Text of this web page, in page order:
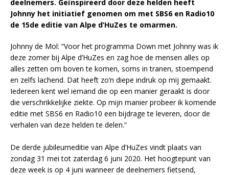
deelnemers. Geïnspireerd door deze helden heeft
Johnny het initiatief genomen om met SBS6 en Radio10
de 15de editie van Alpe d’HuZes te omarmen.
Johnny de Mol: “Voor het programma Down met Johnny was ik
deze zomer bij Alpe d’HuZes en zag hoe de mensen alles op
alles zetten om boven te komen, soms in tranen, stoempend
en zelfs lachend. Dat heeft zo’n diepe indruk op mij gemaakt.
Iedereen kent wel iemand die op een manier geraakt is door
die verschrikkelijke ziekte. Op mijn manier probeer ik komende
editie met SBS6 en Radio10 een bijdrage te leveren, door de
verhalen van deze helden te delen.”
De derde jubileumeditie van Alpe d’HuZes vindt plaats van
zondag 31 mei tot zaterdag 6 juni 2020. Het hoogtepunt van
deze week is op 4 juni wanneer de deelnemers fietsend,